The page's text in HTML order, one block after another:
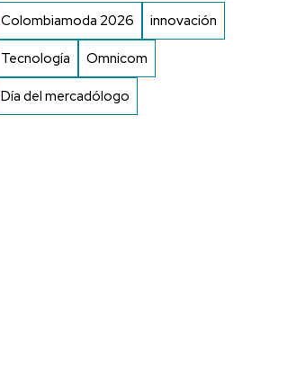
Colombiamoda 2026 innovación
Tecnología Omnicom
Día del mercadólogo